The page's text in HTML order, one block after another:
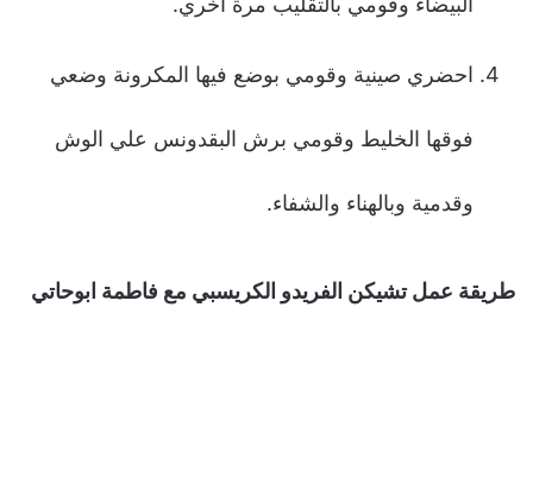
احضري صينية وقومي بوضع فيها المكرونة وضعي
فوقها الخليط وقومي برش البقدونس علي الوش
وقدمية وبالهناء والشفاء.
طريقة عمل تشيكن الفريدو الكريسبي مع فاطمة ابوحاتي